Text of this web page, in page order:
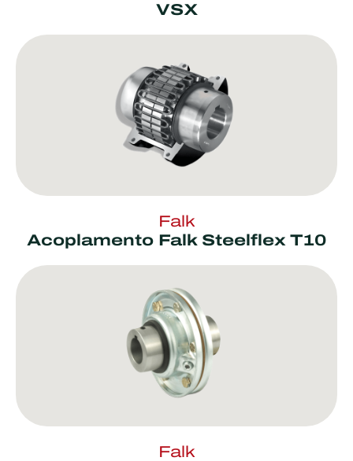
VSX
Falk
Acoplamento Falk Steelflex T10
Falk